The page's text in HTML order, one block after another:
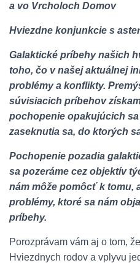
a vo Vrcholoch Domov
Hviezdne konjunkcie s
Galaktické príbehy našich
toho, čo v našej aktuálnej
problémy a konflikty.
súvisiacich príbehov
pochopenie opakujúcich
zaseknutia sa, do ktorých
Pochopenie pozadia
sa pozeráme cez objektív
nám môže pomôcť k tomu,
problémy, ktoré sa nám
príbehy.
Porozprávam vám aj o tom,
Hviezdnych rodov a vplyvu